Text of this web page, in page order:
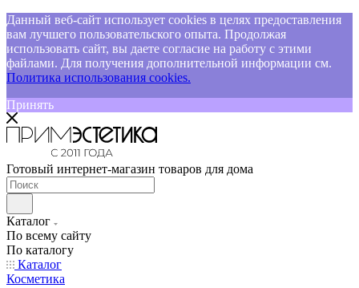
Данный веб-сайт использует cookies в целях предоставления
вам лучшего пользовательского опыта. Продолжая
использовать сайт, вы даете согласие на работу с этими
файлами. Для получения дополнительной информации см.
Политика использования cookies.
Принять
Готовый интернет-магазин товаров для дома
Каталог
По всему сайту
По каталогу
Каталог
Косметика